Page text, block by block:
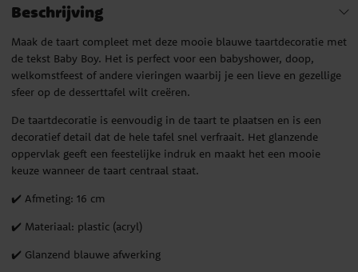
Beschrijving
Maak de taart compleet met deze mooie blauwe taartdecoratie met
de tekst Baby Boy. Het is perfect voor een babyshower, doop,
welkomstfeest of andere vieringen waarbij je een lieve en gezellige
sfeer op de desserttafel wilt creëren.
De taartdecoratie is eenvoudig in de taart te plaatsen en is een
decoratief detail dat de hele tafel snel verfraait. Het glanzende
oppervlak geeft een feestelijke indruk en maakt het een mooie
keuze wanneer de taart centraal staat.
✔️ Afmeting: 16 cm
✔️ Materiaal: plastic (acryl)
✔️ Glanzend blauwe afwerking